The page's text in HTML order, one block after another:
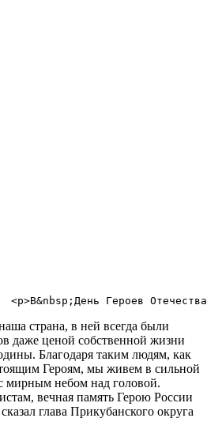
страна, в ней всегда были
даже ценой собственной жизни
Благодаря таким людям, как
Героям, мы живем в сильной
мирным небом над головой.
вечная память Герою России
глава Прикубанского округа